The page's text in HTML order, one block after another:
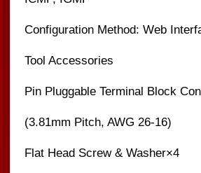
Configuration Method: Web
Tool Accessories
(3.81mm Pitch, AWG 26-16)
4×Flat Head Screw & Washer